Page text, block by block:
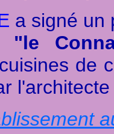
a signé un
"le
de